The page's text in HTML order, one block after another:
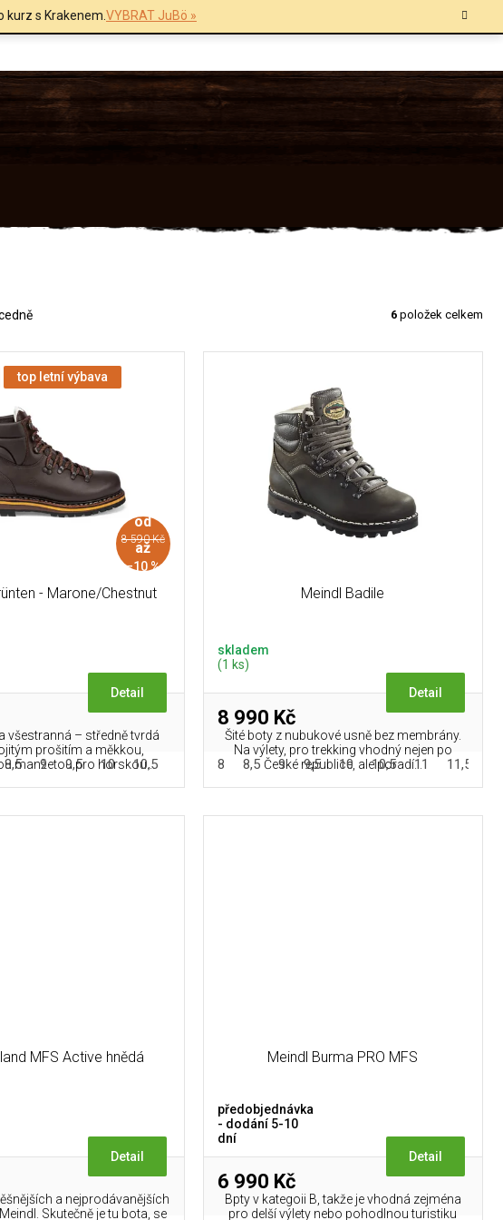
kurz s Krakenem.VYBRAT JuBö »
6 položek celkem
top letní výbava
od
8 590 Kč
až
–10 %
- Marone/Chestnut
Detail
všestranná – středně tvrdá
prošitím a měkkou,
manžetou pro horskou...
8,5 9 9,5 10 10,5 11,5 12
Meindl Badile
skladem
(1 ks)
8 990 Kč
Detail
Šité boty z nubukové usně bez membrány.
Na výlety, pro trekking vhodný nejen po
České republice, ale poradí...
8 8,5 9 9,5 10 10,5 11 11,5
MFS Active hnědá
Detail
a nejprodávanějších
Skutečně je tu bota, se
Meindl Burma PRO MFS
předobjednávka
- dodání 5-10
dní
6 990 Kč
Detail
Bpty v kategoii B, takže je vhodná zejména
pro delší výlety nebo pohodlnou turistiku